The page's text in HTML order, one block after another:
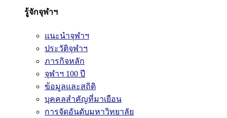
รู้จักจุฬาฯ
แนะนำจุฬาฯ
ประวัติจุฬาฯ
ภารกิจหลัก
จุฬาฯ 100 ปี
ข้อมูลและสถิติ
บุคคลสำคัญที่มาเยือน
การจัดอันดับมหาวิทยาลัย